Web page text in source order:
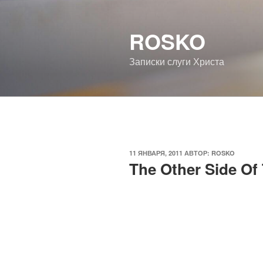
ROSKO
Записки слуги Христа
ОПУБЛИКОВАНО
11 ЯНВАРЯ, 2011 АВТОР: ROSKO
The Other Side